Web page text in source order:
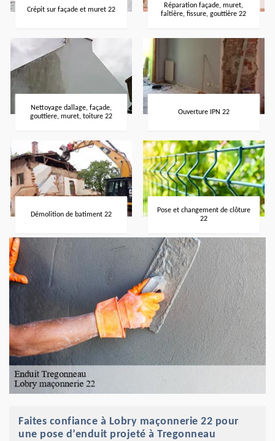
Crépit sur façade et muret 22
Réparation façade, muret,
faîtière, fissure, gouttière 22
Nettoyage dallage, façade,
gouttiere, muret, toiture 22
Ouverture IPN 22
Démolition de batiment 22
Pose et changement de clôture
22
Faites confiance à Lobry maçonnerie 22 pour
une pose d’enduit projeté à Tregonneau